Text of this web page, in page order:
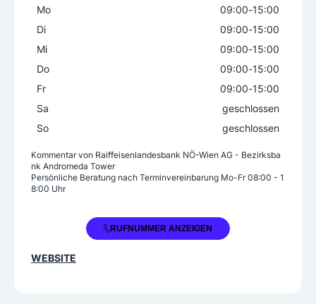
Mo 09:00-15:00
Di
09:00-15:00
Mi
09:00-15:00
Do
09:00-15:00
Fr
09:00-15:00
Sa
geschlossen
So
geschlossen
Kommentar von Raiffeisenlandesbank NÖ-Wien AG - Bezirksba
nk Andromeda Tower
Persönliche Beratung nach Terminvereinbarung Mo-Fr 08:00 - 1
8:00 Uhr
+43 517 0068300RUFNUMMER ANZEIGEN
WEBSITE